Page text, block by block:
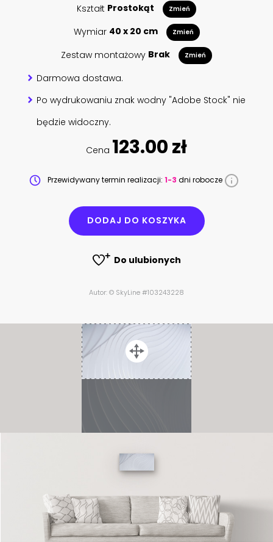
Kształt Prostokąt Zmień
Wymiar 40 x 20 cm Zmień
Zestaw montażowy Brak Zmień
Darmowa dostawa.
Po wydrukowaniu znak wodny "Adobe Stock" nie
będzie widoczny.
Cena 123.00 zł
Przewidywany termin realizacji: 1-3 dni robocze
DODAJ DO KOSZYKA
Do ulubionych
Autor: © SkyLine #103243228